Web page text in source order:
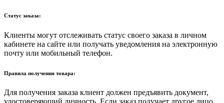
Статус заказа:
Клиенты могут отслеживать статус своего заказа в личном
кабинете на сайте или получать уведомления на электронную
почту или мобильный телефон.
Правила получения товара:
Для получения заказа клиент должен предъявить документ,